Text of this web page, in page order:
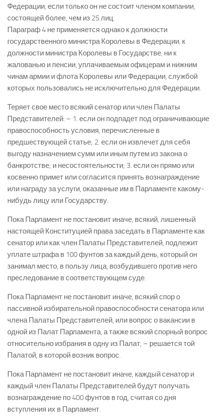
Федерации, если только он не состоит членом компании,
состоящей более, чем из 25 лиц.
Параграф 4 не применяется однако к должности
государственного министра Королевы в Федерации, к
должности министра Королевы в Государстве, ни к
жалованью и пенсии, уплачиваемым офицерам и нижним
чинам армии и флота Королевы или Федерации, службой
которых пользовались не исключительно для Федерации.
Теряет свое место всякий сенатор или член Палаты
Представителей: – 1. если он подпадет под ограничивающие
правоспособность условия, перечисленные в
предшествующей статье; 2. если он извлечет для себя
выгоду назначением сумм или иным путем из закона о
банкротстве; и несостоятельности; 3. если он прямо или
косвенно примет или согласится принять вознаграждение
или награду за услуги, оказанные им в Парламенте какому-
нибудь лицу или Государству.
Пока Парламент не постановит иначе, всякий, лишенный
настоящей Конституцией права заседать в Парламенте как
сенатор или как член Палаты Представителей, подлежит
уплате штрафа в 100 фунтов за каждый день, который он
занимал место, в пользу лица, возбудившего против него
преследование в соответствующем суде.
Пока Парламент не постановит иначе, всякий спор о
пассивной избирательной правоспособности сенатора или
члена Палаты Представителей, или вопрос о вакансии в
одной из Палат Парламента, а также всякий спорный вопрос
относительно избрания в одну из Палат, – решается той
Палатой, в которой возник вопрос.
Пока Парламент не постановит иначе, каждый сенатор и
каждый член Палаты Представителей будут получать
вознаграждение по 400 фунтов в год, считая со дня
вступления их в Парламент.